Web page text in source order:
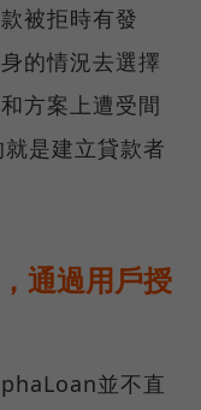
被拒時有發
的情況去選擇
方案上遭受間
是建立貸款者
通過用戶授
並不直